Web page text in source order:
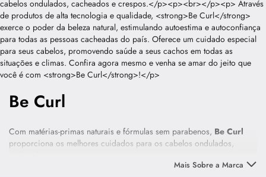
Be Curl
Com matérias-primas naturais e fórmulas sem parabenos, Be Curl
proporciona os melhores cuidados para os cabelos ondulados,
Mais Sobre a Marca